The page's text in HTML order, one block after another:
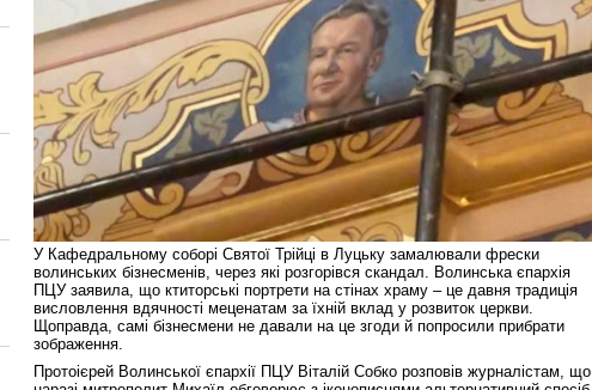
У Кафедральному соборі Святої Трійці в Луцьку замалювали фрески
волинських бізнесменів, через які розгорівся скандал. Волинська єпархія
ПЦУ заявила, що ктиторські портрети на стінах храму – це давня традиція
висловлення вдячності меценатам за їхній вклад у розвиток церкви.
Щоправда, самі бізнесмени не давали на це згоди й попросили прибрати
зображення.
Протоієрей Волинської єпархії ПЦУ Віталій Собко розповів журналістам, що